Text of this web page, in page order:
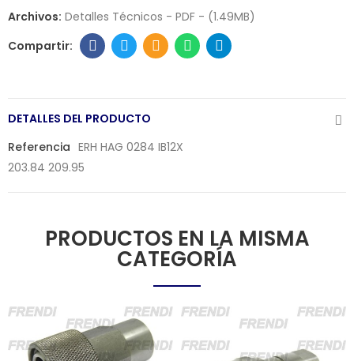
Archivos: Detalles Técnicos - PDF - (1.49MB)
DETALLES DEL PRODUCTO
Referencia ERH HAG 0284 IB12X
203.84 209.95
PRODUCTOS EN LA MISMA
CATEGORÍA